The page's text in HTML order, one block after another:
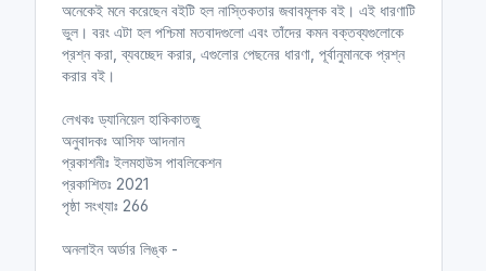
অনেকেই মনে করেছেন বইটি হল নাস্তিকতার জবাবমূলক বই। এই ধারণাটি
ভুল। বরং এটা হল পশ্চিমা মতবাদগুলো এবং তাঁদের কমন বক্তব্যগুলোকে
প্রশ্ন করা, ব্যবচ্ছেদ করার, এগুলোর পেছনের ধারণা, পূর্বানুমানকে প্রশ্ন
করার বই।
লেখকঃ ড্যানিয়েল হাকিকাতজু
অনুবাদকঃ আসিফ আদনান
প্রকাশনীঃ ইলমহাউস পাবলিকেশন
প্রকাশিতঃ 2021
পৃষ্ঠা সংখ্যাঃ 266
অনলাইন অর্ডার লিঙ্ক -